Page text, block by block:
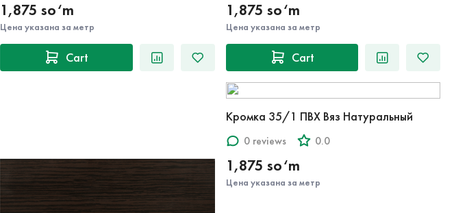
1,875 so‘m
Цена указана за метр
Cart
1,875 so‘m
Цена указана за метр
Cart
Кромка 35/1 ПВХ Вяз Натуральный
0 reviews 0.0
1,875 so‘m
Цена указана за метр